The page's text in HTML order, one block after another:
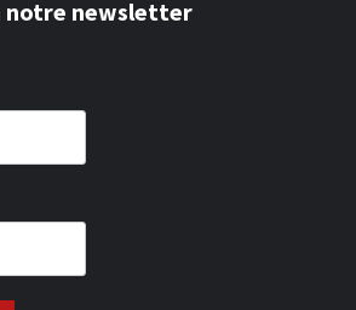
notre newsletter